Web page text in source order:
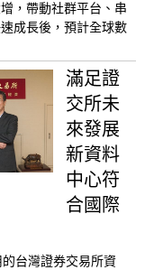
，帶動社群平台、串
成長後，預計全球數
滿足證
交所未
來發展
新資料
中心符
合國際
台灣證券交易所資